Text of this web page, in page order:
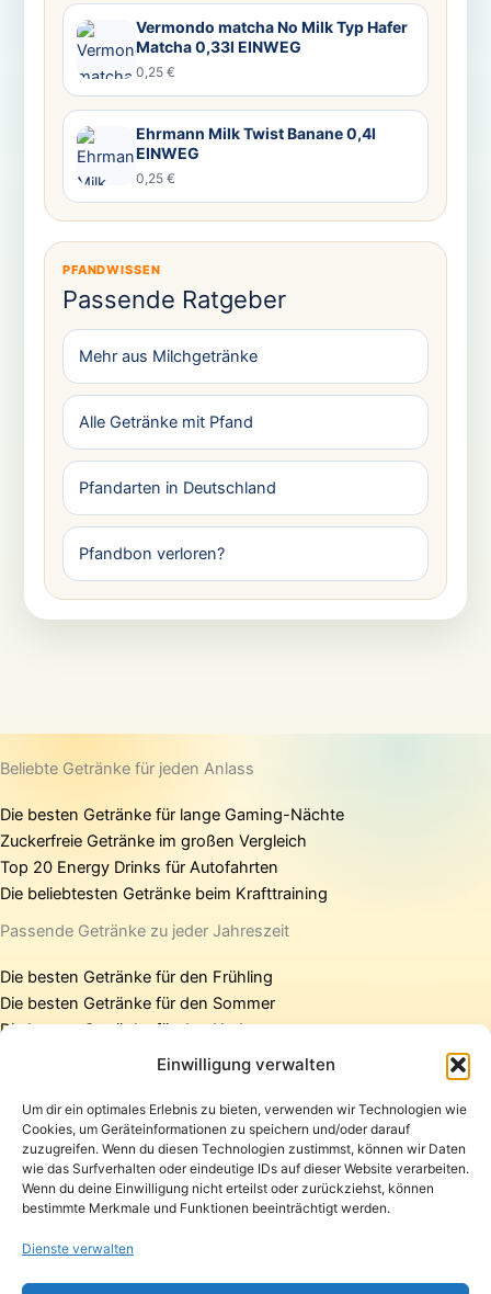
Einwilligung verwalten
Um dir ein optimales Erlebnis zu bieten, verwenden wir Technologien wie
Cookies, um Geräteinformationen zu speichern und/oder darauf
zuzugreifen. Wenn du diesen Technologien zustimmst, können wir Daten
wie das Surfverhalten oder eindeutige IDs auf dieser Website verarbeiten.
Wenn du deine Einwilligung nicht erteilst oder zurückziehst, können
bestimmte Merkmale und Funktionen beeinträchtigt werden.
Dienste verwalten
Vermondo matcha No Milk Typ Hafer
Matcha 0,33l EINWEG
0,25 €
Ehrmann Milk Twist Banane 0,4l
EINWEG
0,25 €
PFANDWISSEN
Passende Ratgeber
Mehr aus Milchgetränke
Alle Getränke mit Pfand
Pfandarten in Deutschland
Pfandbon verloren?
Beliebte Getränke für jeden Anlass
Die besten Getränke für lange Gaming-Nächte
Zuckerfreie Getränke im großen Vergleich
Top 20 Energy Drinks für Autofahrten
Die beliebtesten Getränke beim Krafttraining
Passende Getränke zu jeder Jahreszeit
Die besten Getränke für den Frühling
Die besten Getränke für den Sommer
Die besten Getränke für den Herbst
Die besten Getränke für den Winter
Startseite
Presse
Kontakt / Support
Datenschutzerklärung
Copyright © 2026 Pfandpirat | Präsentiert vonZimmermanns